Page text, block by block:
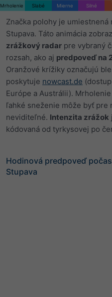
Mrholenie Slabé Mierne Silné
Značka polohy je umiestnená
Stupava. Táto animácia
zrážkový radar pre vybraný
rozsah, ako aj predpoveď na
Oranžové krížiky označujú
poskytuje nowcast.de
Európe a Austrálii).
ľahké sneženie môže byť pre
neviditeľné. Intenzita zrážok
kódovaná od tyrkysovej po
Hodinová predpoveď
Stupava